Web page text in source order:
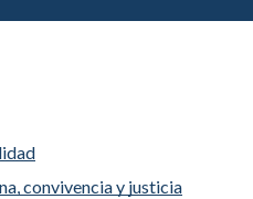
convivencia y justicia